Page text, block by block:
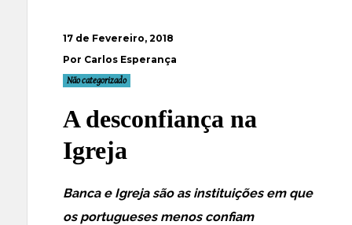
17 de Fevereiro, 2018
Por Carlos Esperança
Não categorizado
A desconfiança na
Igreja
Banca e Igreja são as instituições em que
os portugueses menos confiam